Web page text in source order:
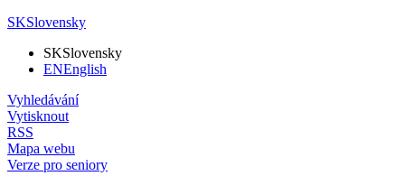
SKSlovensky
SKSlovensky
ENEnglish
Vyhledávání
Vytisknout
RSS
Mapa webu
Verze pro seniory